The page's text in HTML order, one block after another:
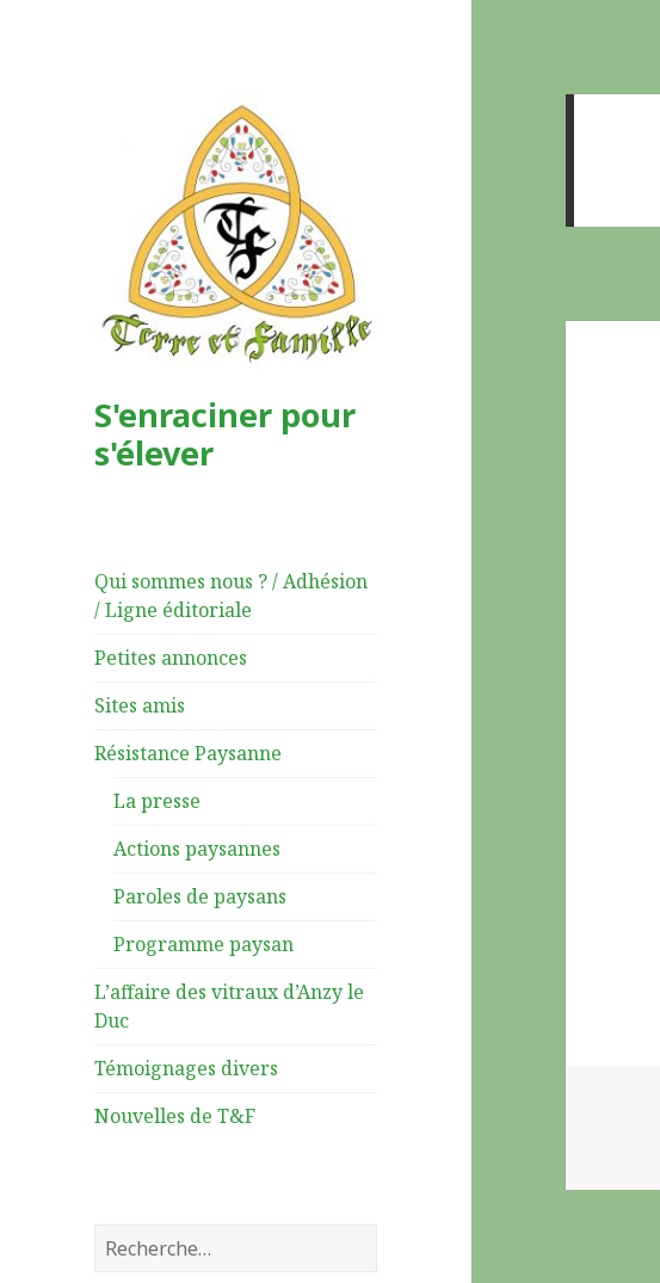
S'enraciner pour
s'élever
Qui sommes nous ? / Adhésion
/ Ligne éditoriale
Petites annonces
Sites amis
Résistance Paysanne
La presse
Actions paysannes
Paroles de paysans
Programme paysan
L’affaire des vitraux d’Anzy le
Duc
Témoignages divers
Nouvelles de T&F
R
e